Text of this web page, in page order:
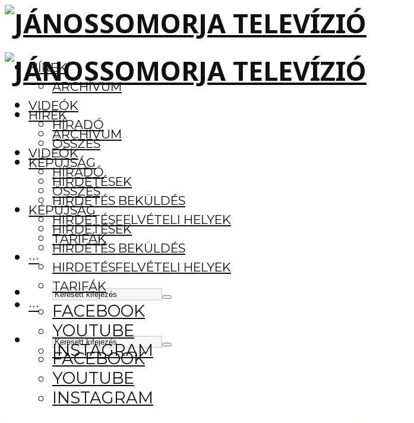
HÍREK
ARCHÍVUM
VIDEÓK
HÍRADÓ
ÖSSZES
KÉPÚJSÁG
HIRDETÉSEK
HIRDETÉS BEKÜLDÉS
HIRDETÉSFELVÉTELI HELYEK
TARIFÁK
···
FACEBOOK
YOUTUBE
INSTAGRAM
HÍREK
ARCHÍVUM
VIDEÓK
HÍRADÓ
ÖSSZES
KÉPÚJSÁG
HIRDETÉSEK
HIRDETÉS BEKÜLDÉS
HIRDETÉSFELVÉTELI HELYEK
TARIFÁK
···
FACEBOOK
YOUTUBE
INSTAGRAM